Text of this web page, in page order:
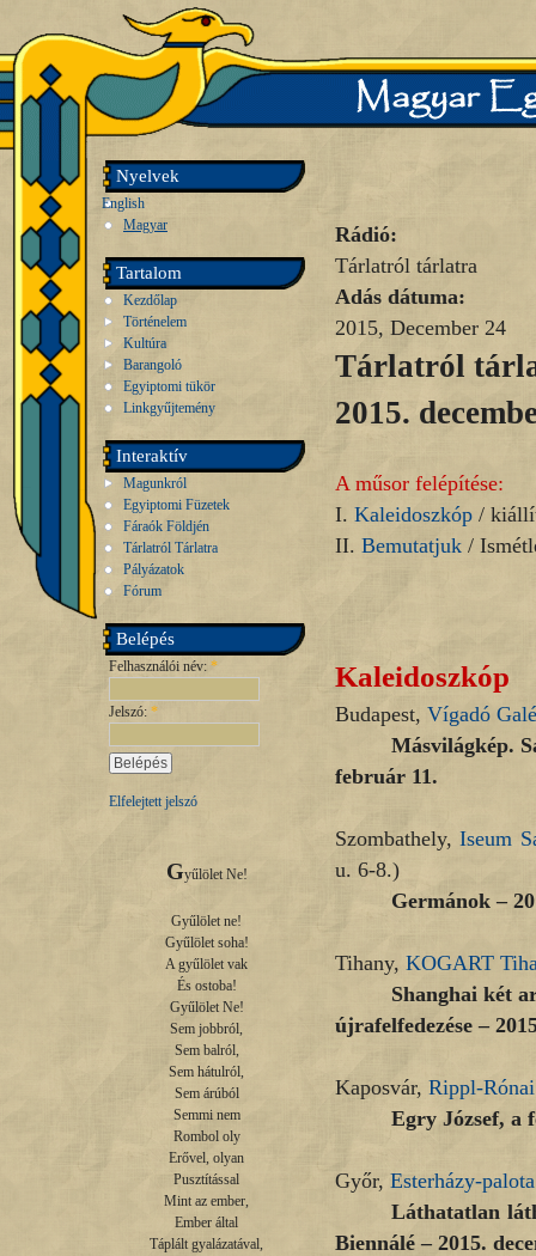
Nyelvek
English
Magyar
Tartalom
Kezdőlap
Történelem
Kultúra
Barangoló
Egyiptomi tükör
Linkgyűjtemény
Interaktív
Magunkról
Egyiptomi Füzetek
Fáraók Földjén
Tárlatról Tárlatra
Pályázatok
Fórum
Belépés
Felhasználói név: *
Jelszó: *
Elfelejtett jelszó
Gyűlölet Ne!
Gyűlölet ne!
Gyűlölet soha!
A gyűlölet vak
És ostoba!
Gyűlölet Ne!
Sem jobbról,
Sem balról,
Sem hátulról,
Sem árúból
Semmi nem
Rombol oly
Erővel, olyan
Pusztítással
Mint az ember,
Ember által
Táplált gyalázatával,
Rádió:
Tárlatról tárlatra
Adás dátuma:
2015, December 24
Tárlatról
2015.
A műsor felépítése:
I. Kaleidoszkóp /
II. Bemutatjuk /
Kaleidoszkóp
Budapest, Vígadó
Másvilágkép.
február 11.
Szombathely,Iseum
u. 6-8.)
Germánok –
Tihany, KOGART
Shanghai két
újrafelfedezése –
Kaposvár, Rippl-
Egry József, a
Győr, Esterházy-palota
Láthatatlan
Biennálé – 2015.